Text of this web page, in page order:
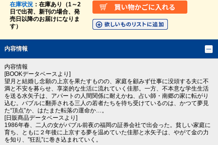
在庫状況：在庫あり（1～2
日で出荷、新刊の場合、発
売日以降のお届けになりま
す）
内容情報
内容情報
[BOOKデータベースより]
望月と結婚し念願の上京を果たすものの、家庭を顧みず仕事に没頭する夫に不
満と不安を募らせ、享楽的な生活に流れていく佳那。一方、不本意な学生生活
を送る水矢子は、アパートの人間関係に耐えかね、占い師・南郷の家に転がり
込む。バブルに翻弄される三人の若者たちを待ち受けているのは、かつて夢見
た“頂点”か、はたまた転落の運命か…。
[日販商品データベースより]
1986年春、二人の女がバブル前夜の福岡の証券会社で出会った。貧しい家庭に
育ち、ともに２年後に上京する夢を温めていた佳那と水矢子は、やがて金の力
を知り、”狂乱”に巻き込まれていく。